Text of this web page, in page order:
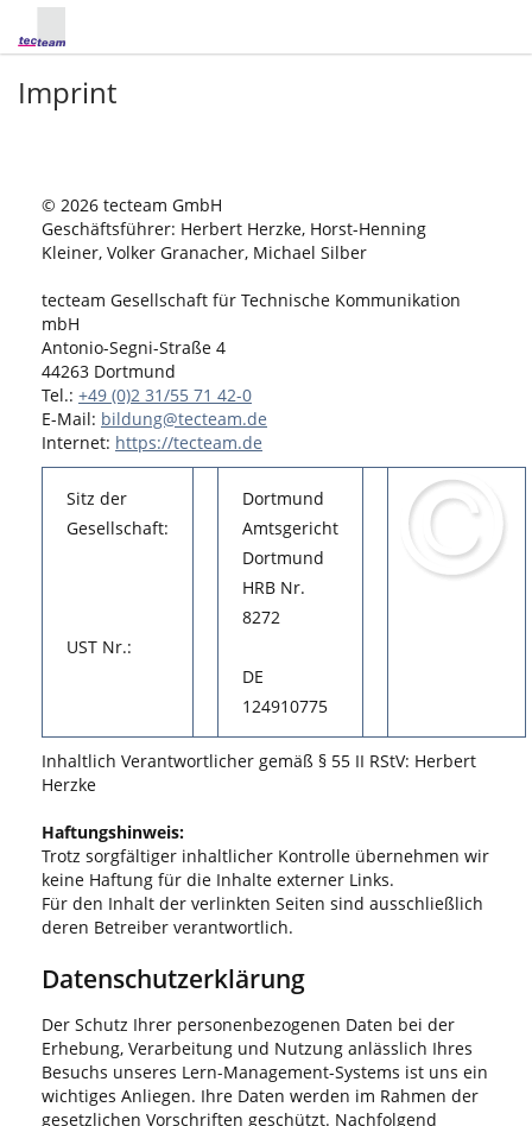
Imprint
© 2026 tecteam GmbH
Geschäftsführer: Herbert Herzke, Horst-Henning
Kleiner, Volker Granacher, Michael Silber
tecteam Gesellschaft für Technische Kommunikation
mbH
Antonio-Segni-Straße 4
44263 Dortmund
Tel.: +49 (0)2 31/55 71 42-0
E-Mail: bildung@tecteam.de
Internet: https://tecteam.de
Sitz der
Gesellschaft:
UST Nr.:
Dortmund
Amtsgericht
Dortmund
HRB Nr.
8272
DE
124910775
Inhaltlich Verantwortlicher gemäß § 55 II RStV: Herbert
Herzke
Haftungshinweis:
Trotz sorgfältiger inhaltlicher Kontrolle übernehmen wir
keine Haftung für die Inhalte externer Links.
Für den Inhalt der verlinkten Seiten sind ausschließlich
deren Betreiber verantwortlich.
Datenschutzerklärung
Der Schutz Ihrer personenbezogenen Daten bei der
Erhebung, Verarbeitung und Nutzung anlässlich Ihres
Besuchs unseres Lern-Management-Systems ist uns ein
wichtiges Anliegen. Ihre Daten werden im Rahmen der
gesetzlichen Vorschriften geschützt. Nachfolgend